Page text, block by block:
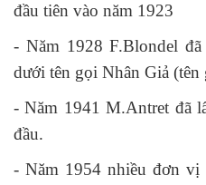
đầu tiên vào năm 1923
- Năm 1928 F.Blondel
dưới tên gọi Nhân Giả
- Năm 1941 M.Antret đã
đầu.
- Năm 1954 nhiều đơn vị